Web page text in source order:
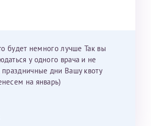
я должна находится в Питере.
год провести в Калининграде и
будет немного лучше Так вы
у одного врача и не
праздничные дни Вашу квоту
на январь)